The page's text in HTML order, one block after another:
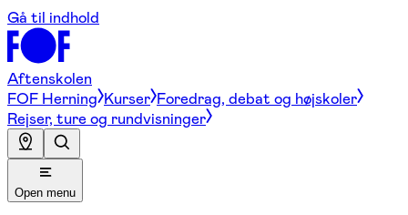
Gå til indhold
Aftenskolen
FOF Herning Kurser Foredrag, debat og højskoler
Rejser, ture og rundvisninger
Open menu